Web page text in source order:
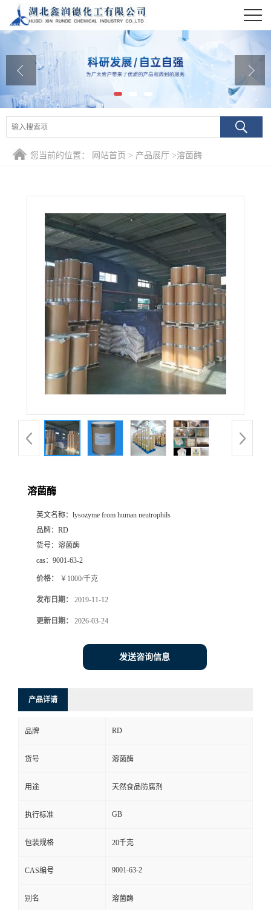
公司首页
公司介绍
公司动态
产品展厅
证书荣誉
您当前的位置： 网站首页 > 产品展厅 >溶菌酶
溶菌酶
英文名称： lysozyme from human neutrophils
品牌： RD
货号： 溶菌酶
cas： 9001-63-2
价格： ￥1000/千克
发布日期： 2019-11-12
更新日期： 2026-03-24
发送咨询信息
产品详请
品牌 RD
货号 溶菌酶
用途 天然食品防腐剂
执行标准 GB
包装规格 20千克
CAS编号 9001-63-2
别名 溶菌酶